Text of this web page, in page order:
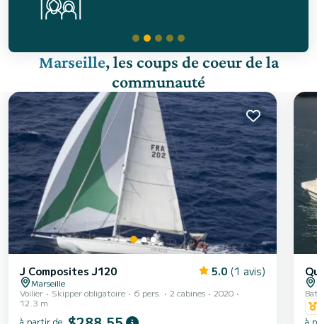
Marseille, les coups de coeur de la
communauté
J Composites J120 5.0 (1 avis)
Marseille
Voilier
Skipper obligatoire 6 pers. 2 cabines
2020
12.3 m